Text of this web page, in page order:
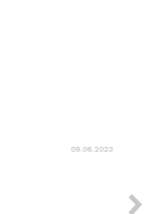
09.06.2023